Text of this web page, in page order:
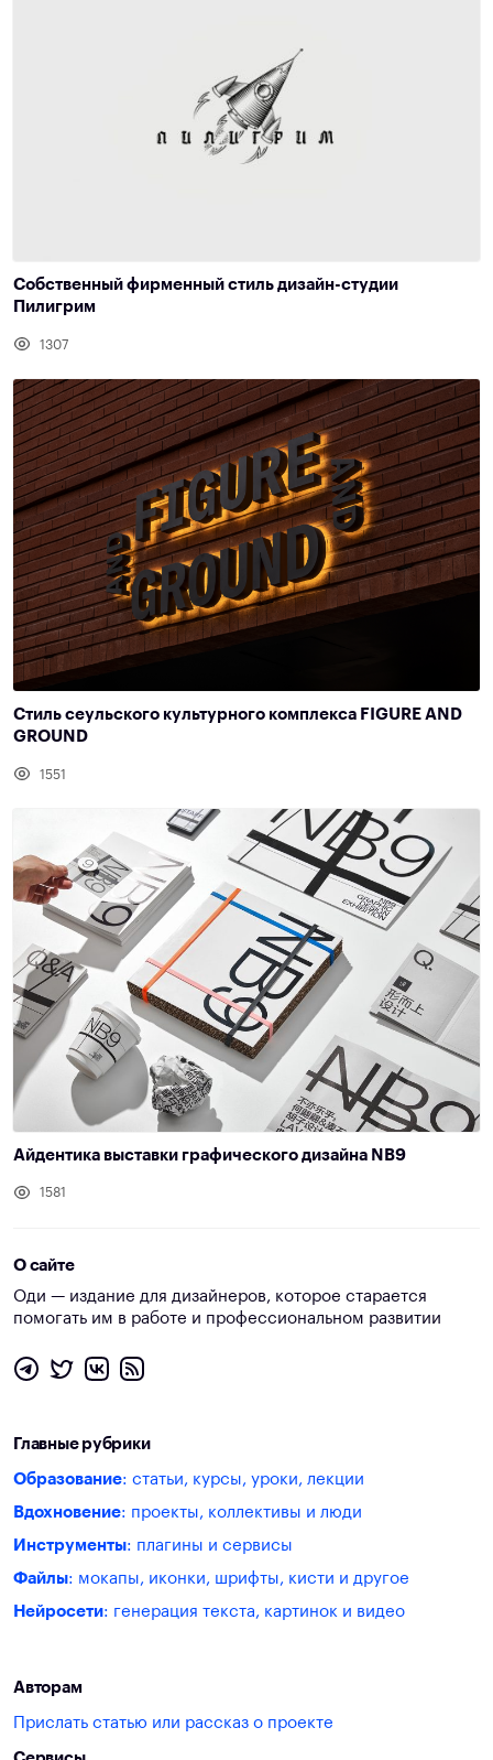
Собственный фирменный стиль дизайн-студии
Пилигрим
1307
Стиль сеульского культурного комплекса FIGURE AND
GROUND
1551
Айдентика выставки графического дизайна NB9
1581
О сайте
Оди — издание для дизайнеров, которое старается
помогать им в работе и профессиональном развитии
Главные рубрики
Образование: статьи, курсы, уроки, лекции
Вдохновение: проекты, коллективы и люди
Инструменты: плагины и сервисы
Файлы: мокапы, иконки, шрифты, кисти и другое
Нейросети: генерация текста, картинок и видео
Авторам
Прислать статью или рассказ о проекте